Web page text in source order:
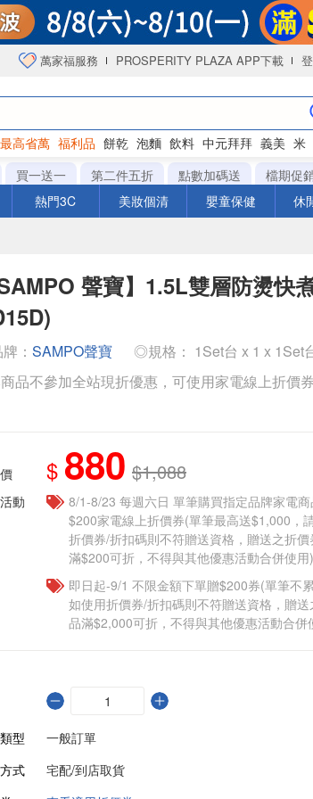
萬家福服務 PROSPERITY PLAZA APP下載
高省萬 福利品 餅乾 泡麵 飲料 中元拜拜 義美 米
買一送一 第二件五折 點數加碼送 檔期促
熱門3C 美妝個清 嬰童保健 休
SAMPO 聲寶】1.5L雙層防燙快
： SAMPO聲寶
◎規格： 1Set台 x 1 x 1Set
品不參加全站現折優惠，可使用家電線上折價
$ 880 $1,088
動
8/1-8/23 每週六日 單筆購買指定品牌家電
$200家電線上折價券(單筆最高送$1,000，
折價券/折扣碼則不符贈送資格，贈送之折
滿$200可折，不得與其他優惠活動合併使用)
即日起-9/1 不限金額下單贈$200券(單筆不
如使用折價券/折扣碼則不符贈送資格，贈
品滿$2,000可折，不得與其他優惠活動合併
型
一般訂單
式
宅配/到店取貨